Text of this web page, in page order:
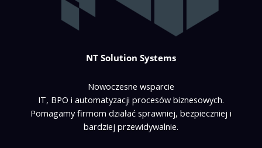
NT Solution Systems
Nowoczesne wsparcie
IT, BPO i automatyzacji procesów biznesowych.
Pomagamy firmom działać sprawniej, bezpieczniej i
bardziej przewidywalnie.